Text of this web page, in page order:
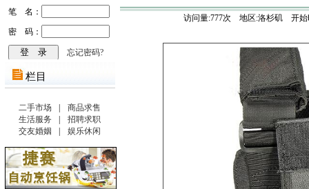
访问量:777次 地区:洛杉矶 开始时